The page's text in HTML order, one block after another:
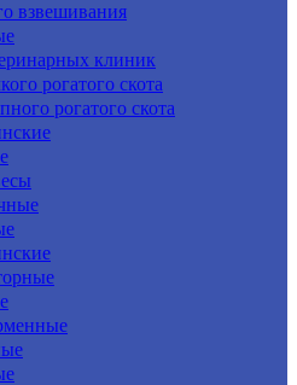
взвешивания
клиник
рогатого скота
рогатого скота